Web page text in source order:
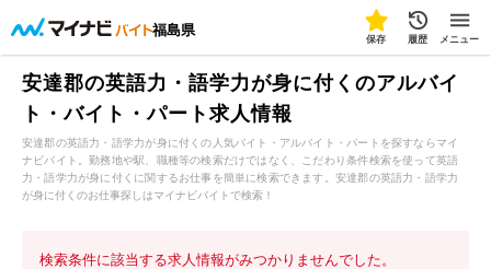
福島県
保存 履歴 メニュー
安達郡の英語力・語学力が身に付くのアルバイ
ト・バイト・パート求人情報
安達郡の英語力・語学力が身に付くの人気バイト・アルバイト・パートを探すならマイ
ナビバイト。勤務地や駅、職種等の検索だけではなく、こだわり条件検索を使って英語
力・語学力が身に付くに関するお仕事を簡単に検索できます。安達郡の英語力・語学力
が身に付くのお仕事探しはマイナビバイトで検索！
検索条件に該当する求人情報がみつかりませんでした。